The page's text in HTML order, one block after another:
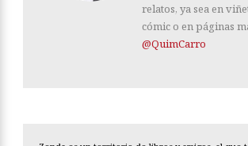
relatos, ya sea en
cómic o en páginas
@QuimCarro